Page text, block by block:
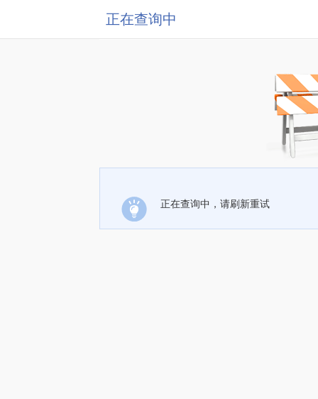
正在查询中
正在查询中，请刷新重试